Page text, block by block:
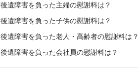
後遺障害を負った主婦の慰謝料は？
後遺障害を負った子供の慰謝料は？
後遺障害を負った老人・高齢者の慰謝料は？
後遺障害を負った会社員の慰謝料は？